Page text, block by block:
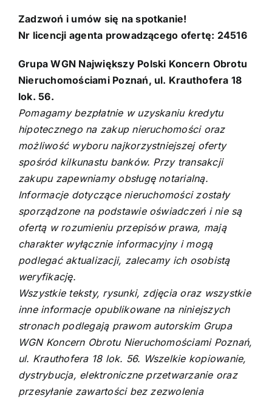
Zadzwoń i umów się na spotkanie!
Nr licencji agenta prowadzącego ofertę: 24516
Grupa WGN Największy Polski Koncern Obrotu
Nieruchomościami Poznań, ul. Krauthofera 18
lok. 56.
Pomagamy bezpłatnie w uzyskaniu kredytu
hipotecznego na zakup nieruchomości oraz
możliwość wyboru najkorzystniejszej oferty
spośród kilkunastu banków. Przy transakcji
zakupu zapewniamy obsługę notarialną.
Informacje dotyczące nieruchomości zostały
sporządzone na podstawie oświadczeń i nie są
ofertą w rozumieniu przepisów prawa, mają
charakter wyłącznie informacyjny i mogą
podlegać aktualizacji, zalecamy ich osobistą
weryfikację.
Wszystkie teksty, rysunki, zdjęcia oraz wszystkie
inne informacje opublikowane na niniejszych
stronach podlegają prawom autorskim Grupa
WGN Koncern Obrotu Nieruchomościami Poznań,
ul. Krauthofera 18 lok. 56. Wszelkie kopiowanie,
dystrybucja, elektroniczne przetwarzanie oraz
przesyłanie zawartości bez zezwolenia